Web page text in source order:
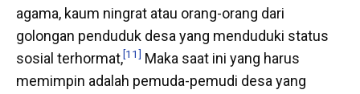
agama, kaum ningrat atau orang-orang dari
golongan penduduk desa yang menduduki status
sosial terhormat,[11] Maka saat ini yang harus
memimpin adalah pemuda-pemudi desa yang